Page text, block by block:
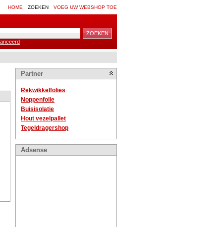
HOME ZOEKEN VOEG UW WEBSHOP TOE
Partner
Rekwikkelfolies
Noppenfolie
Buisisolatie
Hout vezelpallet
Tegeldragershop
Adsense